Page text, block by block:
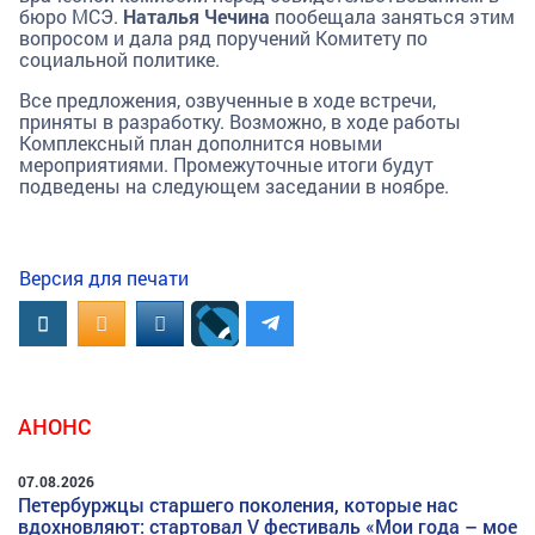
бюро МСЭ. Наталья Чечина пообещала заняться этим
вопросом и дала ряд поручений Комитету по
социальной политике.
Все предложения, озвученные в ходе встречи,
приняты в разработку. Возможно, в ходе работы
Комплексный план дополнится новыми
мероприятиями. Промежуточные итоги будут
подведены на следующем заседании в ноябре.
Версия для печати
ВконтактеOK.RUMAIL.RU
АНОНС
07.08.2026
Петербуржцы старшего поколения, которые нас
вдохновляют: стартовал V фестиваль «Мои года – мое